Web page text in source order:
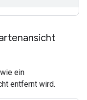
ein
entfernt wird.